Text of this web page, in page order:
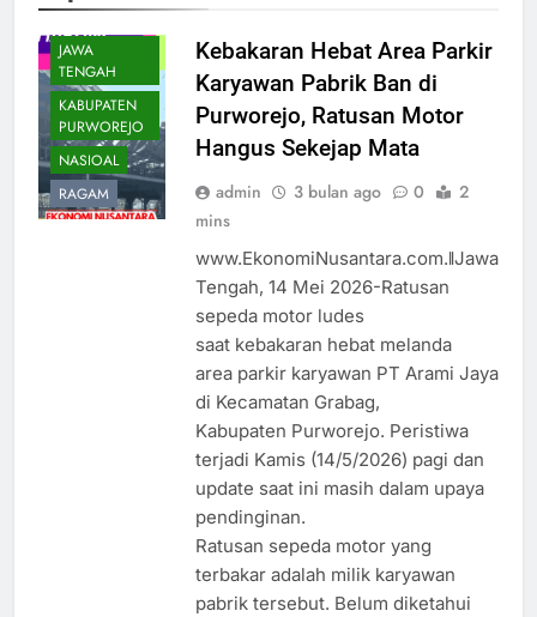
DAERAH
JAWA
TENGAH
KABUPATEN
PURWOREJO
NASIOAL
RAGAM
Kebakaran Hebat Area Parkir
Karyawan Pabrik Ban di
Purworejo, Ratusan Motor
Hangus Sekejap Mata
admin 3 bulan ago 0
2
mins
www.EkonomiNusantara.com.ǁJawa
Tengah, 14 Mei 2026-Ratusan
sepeda motor ludes
saat kebakaran hebat melanda
area parkir karyawan PT Arami Jaya
di Kecamatan Grabag,
Kabupaten Purworejo. Peristiwa
terjadi Kamis (14/5/2026) pagi dan
update saat ini masih dalam upaya
pendinginan.
Ratusan sepeda motor yang
terbakar adalah milik karyawan
pabrik tersebut. Belum diketahui